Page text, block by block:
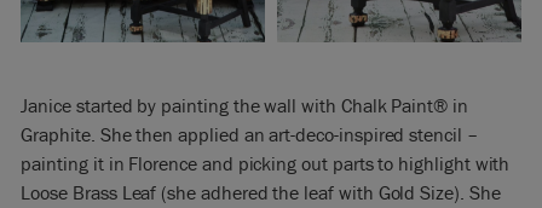
Janice started by painting the wall with Chalk Paint® in
Graphite. She then applied an art-deco-inspired stencil –
painting it in Florence and picking out parts to highlight with
Loose Brass Leaf (she adhered the leaf with Gold Size). She